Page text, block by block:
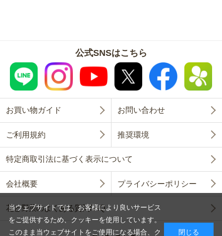
公式SNSはこちら
お買い物ガイド お問い合わせ
ご利用規約 推奨環境
特定商取引法に基づく表示について
会社概要 プライバシーポリシー
花と野菜のよくある質問FAQ
当ウェブサイトでは、お客様により良いサービス
をご提供するため、クッキーを使用しています。
このまま当ウェブサイトをご使用になる場合、ク
閉じる